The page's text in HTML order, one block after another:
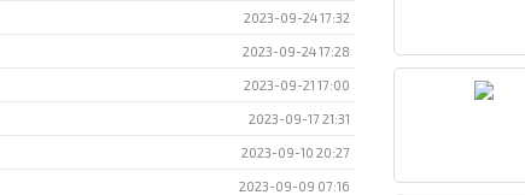
2023-09-24 17:32
2023-09-24 17:28
2023-09-21 17:00
2023-09-17 21:31
2023-09-10 20:27
2023-09-09 07:16